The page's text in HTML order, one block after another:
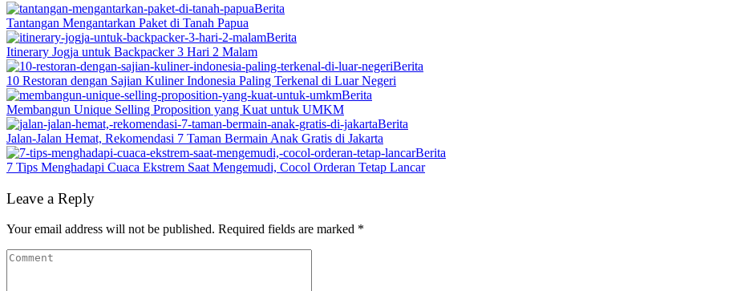
Berita
Tantangan Mengantarkan Paket di Tanah Papua
Berita
Itinerary Jogja untuk Backpacker 3 Hari 2 Malam
Berita
10 Restoran dengan Sajian Kuliner Indonesia Paling Terkenal di Luar Negeri
Berita
Membangun Unique Selling Proposition yang Kuat untuk UMKM
Berita
Jalan-Jalan Hemat, Rekomendasi 7 Taman Bermain Anak Gratis di Jakarta
Berita
7 Tips Menghadapi Cuaca Ekstrem Saat Mengemudi, Cocol Orderan Tetap Lancar
Leave a Reply
Your email address will not be published. Required fields are marked *